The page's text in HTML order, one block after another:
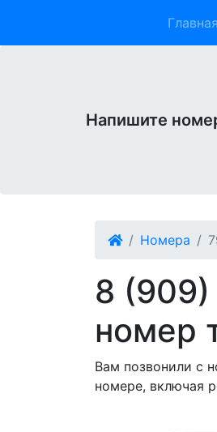
Главная
Напишите
Номера
8
номер
Вам позвонили с
номере, включая